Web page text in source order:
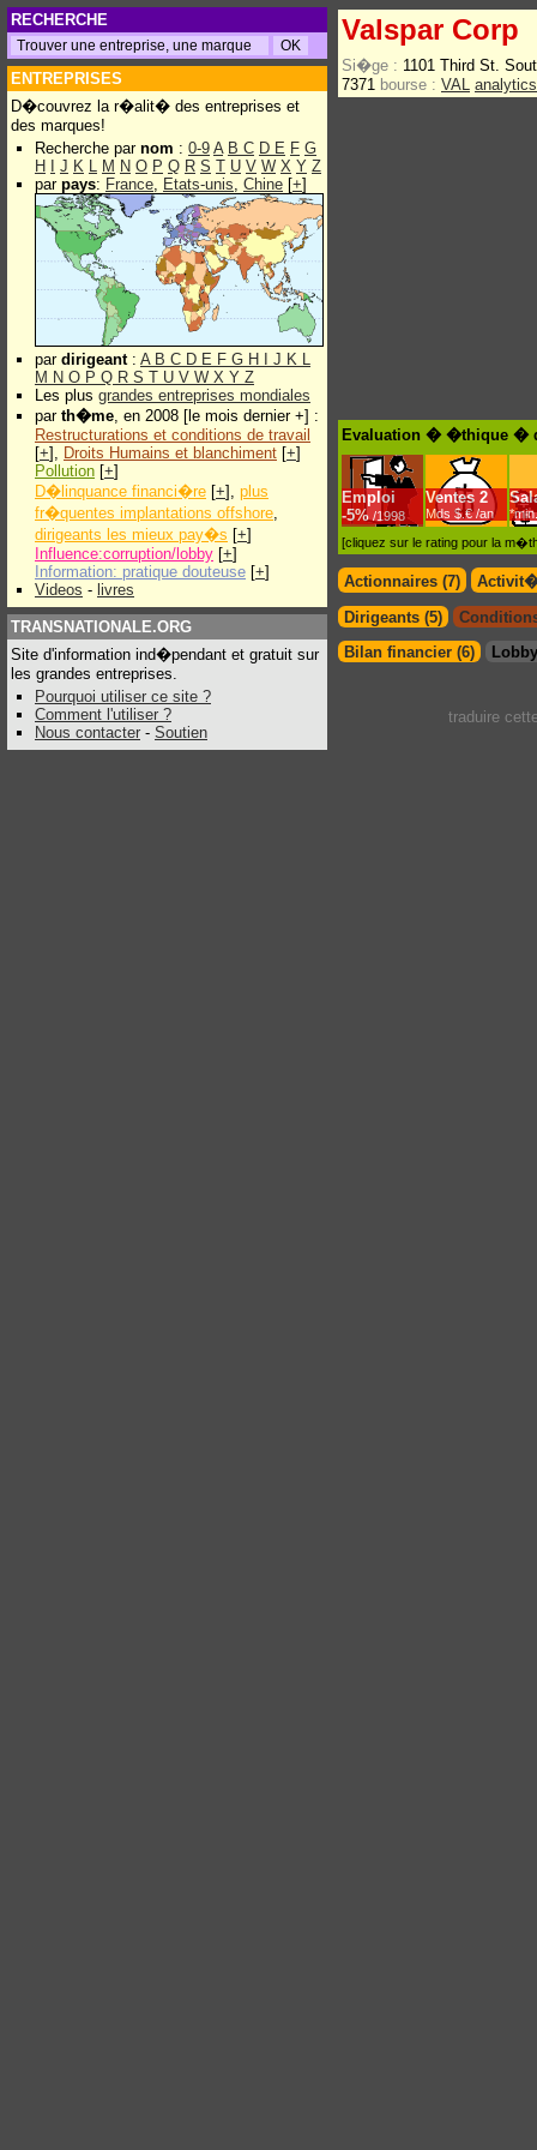
RECHERCHE
ENTREPRISES
D�couvrez la r�alit� des entreprises et
des marques!
Recherche par nom : 0-9 A B C D E F G
H
J K L M N O P Q R S T U V W X Y Z
par pays: France, Etats-unis, Chine [+]
par dirigeant: A B C D E F G H J K L
M N O P Q R S T U V W X Y Z
Les plus grandes entreprises mondiales
par th�me, en 2008 [le mois dernier +] :
Restructurations et conditions de travail
[+], Droits Humains et blanchiment [+]
Pollution [+]
D�linquance financi�re [+], plus
fr�quentes implantations offshore,
dirigeants les mieux pay�s [+]
Influence:corruption/lobby [+]
Information: pratique douteuse [+]
Videos - livres
TRANSNATIONALE.ORG
Site d'information ind�pendant et gratuit sur
les grandes entreprises.
Pourquoi utiliser ce site ?
Comment l'utiliser ?
Nous contacter - Soutien
Valspar Corp
Si�ge : 1101 Third St.
7371 bourse : VAL
Evaluation � �thique �
Emploi
-5% /1998
Ventes 2
Mds $.€ /an
*min.
[cliquez sur le rating pour la
Actionnaires (7)
Dirigeants (5)
Bilan financier (6)
traduire